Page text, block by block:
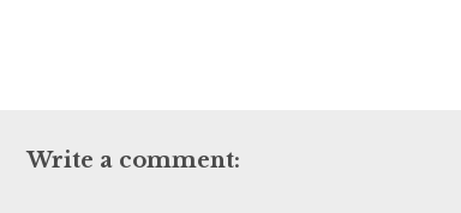
Write a comment: